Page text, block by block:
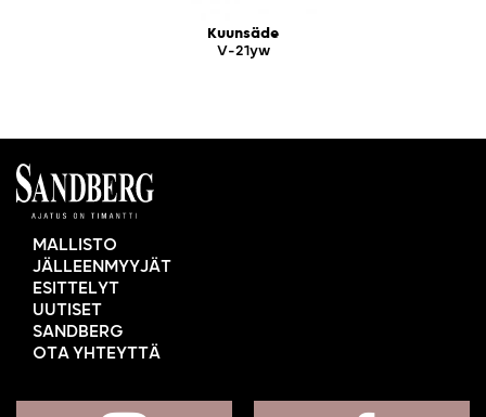
Kuunsäde
V-21yw
MALLISTO
JÄLLEENMYYJÄT
ESITTELYT
UUTISET
SANDBERG
OTA YHTEYTTÄ